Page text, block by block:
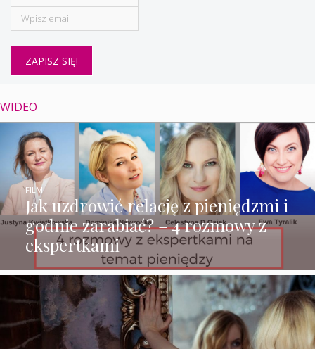
WIDEO
Jak uzdrowić relację z pieniędzmi i
godnie zarabiać? – 4 rozmowy z
ekspertkami
FILM